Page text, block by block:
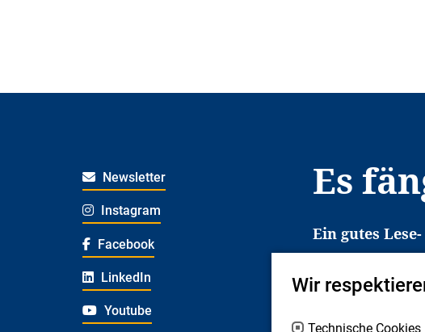
Newsletter
Instagram
Facebook
LinkedIn
Youtube
Es
Ein gutes
Es erleichtert
Jugendliche in
deshalb
Wir
Technische Cookies